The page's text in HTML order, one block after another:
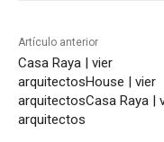
Artículo anterior
Casa Raya | vier
arquitectosHouse | vier
arquitectosCasa Raya |
arquitectos